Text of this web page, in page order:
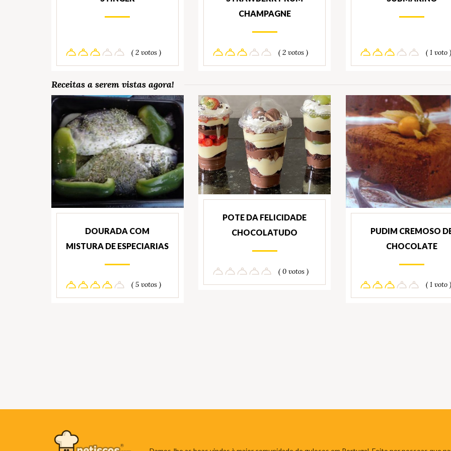
( 2 votos )
CHAMPAGNE
( 2 votos ) ( 1 voto )
Receitas a serem vistas agora!
DOURADA COM
MISTURA DE ESPECIARIAS
( 5 votos )
POTE DA FELICIDADE
CHOCOLATUDO
( 0 votos )
PUDIM CREMOSO
CHOCOLATE
( 1 voto )